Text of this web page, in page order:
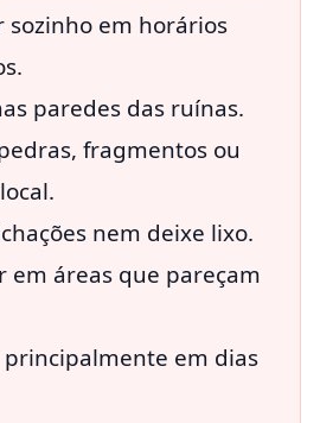
sozinho em horários
paredes das ruínas.
fragmentos ou
nem deixe lixo.
em áreas que pareçam
principalmente em dias